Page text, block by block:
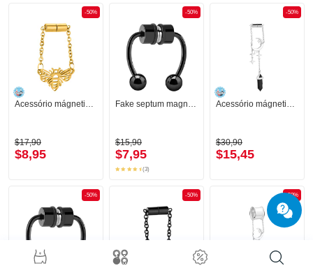
-50%
$17,90
$8,95
-50%
$15,90
$7,95
(3)
-50%
$30,90
$15,45
-50% -50% -50%